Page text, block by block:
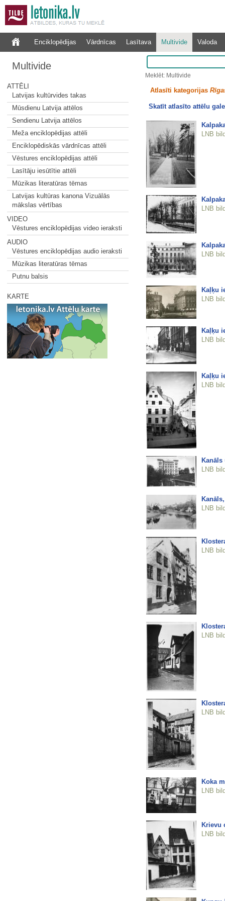
Enciklopēdijas Vārdnīcas Lasītava Multivide Valoda
Multivide
ATTĒLI
Latvijas kultūrvides takas
Mūsdienu Latvija attēlos
Sendienu Latvija attēlos
Meža enciklopēdijas attēli
Enciklopēdiskās vārdnīcas attēli
Vēstures enciklopēdijas attēli
Lasītāju iesūtītie attēli
Mūzikas literatūras tēmas
Latvijas kultūras kanona Vizuālās
mākslas vērtības
VIDEO
Vēstures enciklopēdijas video ieraksti
AUDIO
Vēstures enciklopēdijas audio ieraksti
Mūzikas literatūras tēmas
Putnu balsis
KARTE
Meklēt: Multivide
Atlasīti kategorijas
Skatīt atlasīto attēlu
LNB
LNB
LNB
Kaļķu
LNB
Kaļķu
LNB
Kaļķu
LNB
Kanāls
LNB
LNB
LNB
LNB
LNB
Koka
LNB
Krievu
LNB